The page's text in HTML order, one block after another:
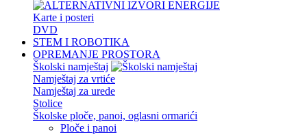
Karte i posteri
DVD
STEM I ROBOTIKA
OPREMANJE PROSTORA
Školski namještaj
Namještaj za vrtiće
Namještaj za urede
Stolice
Školske ploče, panoi, oglasni ormarići
Ploče i panoi